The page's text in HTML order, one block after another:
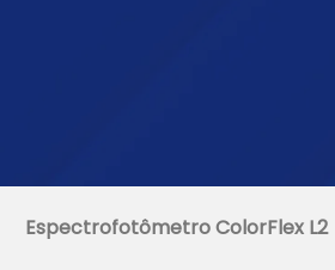
Espectrofotômetro ColorFlex L2